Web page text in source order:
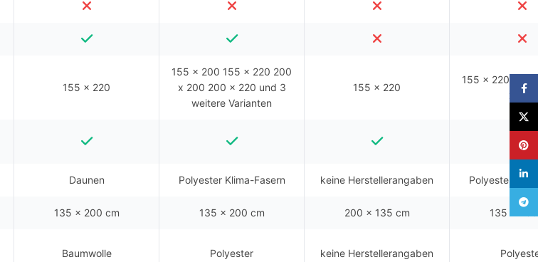
155 x 220
155 x 200 155 x 220 200
x 200 200 x 220 und 3
weitere Varianten
155 x 220
155 x 220 200
x 240
Daunen Polyester Klima-Fasern keine Herstellerangaben Polyester
135 x 200 cm 135 x 200 cm 200 x 135 cm 135 x
Baumwolle Polyester keine Herstellerangaben